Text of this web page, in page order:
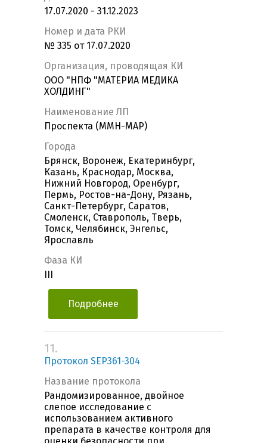
17.07.2020 - 31.12.2023
Номер и дата РКИ
№ 335 от 17.07.2020
Организация, проводящая КИ
ООО "НПФ "МАТЕРИА МЕДИКА
ХОЛДИНГ"
Наименование ЛП
Проспекта (ММН-МАР)
Города
Брянск, Воронеж, Екатеринбург,
Казань, Краснодар, Москва,
Нижний Новгород, Оренбург,
Пермь, Ростов-на-Дону, Рязань,
Санкт-Петербург, Саратов,
Смоленск, Ставрополь, Тверь,
Томск, Челябинск, Энгельс,
Ярославль
Фаза КИ
Подробнее
11.
Протокол SEP361-304
Название протокола
Рандомизированное, двойное
слепое исследование с
использованием активного
препарата в качестве контроля для